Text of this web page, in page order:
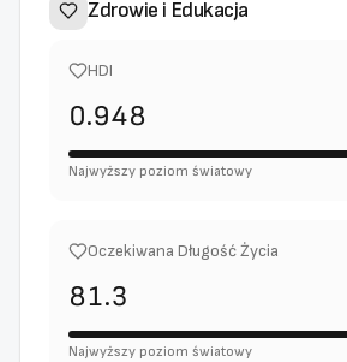
Zdrowie i Edukacja
HDI
0.948
Najwyższy poziom światowy
Oczekiwana Długość Życia
81.3
Najwyższy poziom światowy